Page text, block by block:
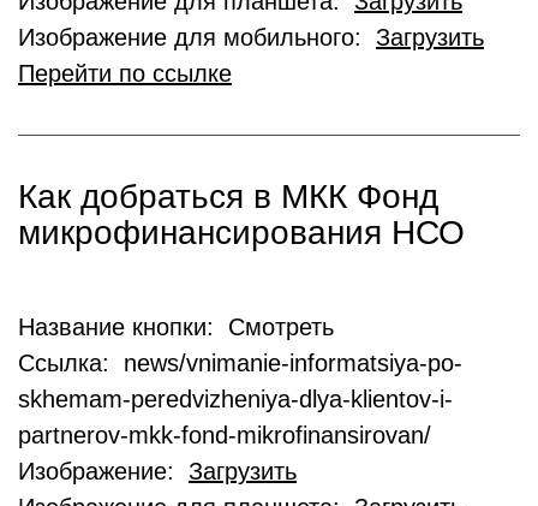
Изображение для мобильного: Загрузить
Перейти по ссылке
Как добраться в МКК Фонд
микрофинансирования НСО
Название кнопки: Смотреть
Ссылка: news/vnimanie-informatsiya-po-
skhemam-peredvizheniya-dlya-klientov-i-
partnerov-mkk-fond-mikrofinansirovan/
Изображение: Загрузить